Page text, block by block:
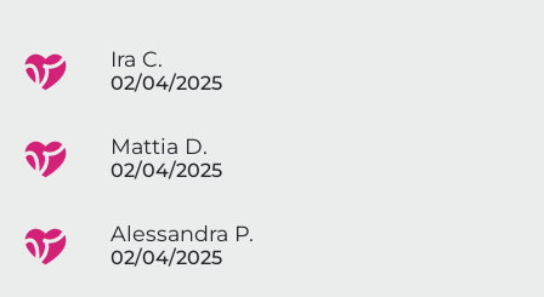
Ira C.
02/04/2025
Mattia D.
02/04/2025
Alessandra P.
02/04/2025